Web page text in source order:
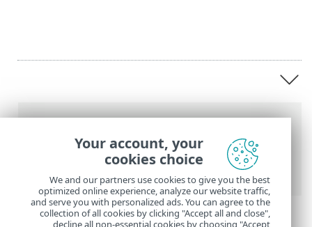
העזרה המקוונת של ESET >
ESET VPN
VPN
Your account, your
cookies choice
We and our partners use cookies to give you the best
optimized online experience, analyze our website traffic,
and serve you with personalized ads. You can agree to the
collection of all cookies by clicking "Accept all and close",
decline all non-essential cookies by choosing "Accept